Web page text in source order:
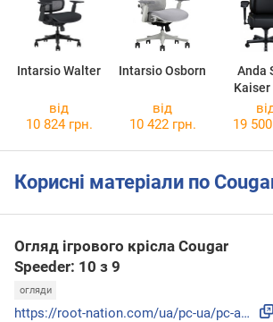
Intarsio Walter Intarsio Osborn
Anda
Kaiser
від
10 824 грн.
від
10 422 грн.
19
Корисні матеріали по
Огляд ігрового крісла Cougar
Speeder: 10 з 9
огляди
https://root-nation.com/ua/pc-ua/pc-accessories-ua/ua-couga...